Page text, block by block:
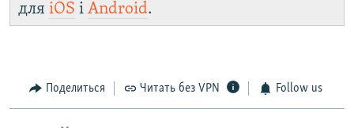
для iOS і Android.
Поделиться Читать без VPN Follow us